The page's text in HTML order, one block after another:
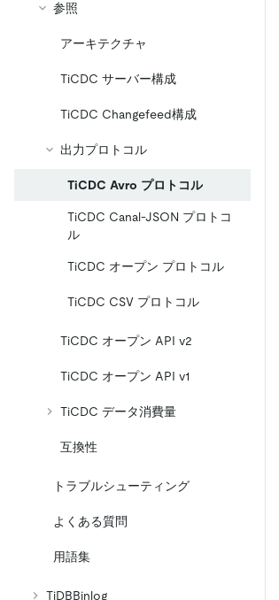
参照
アーキテクチャ
TiCDC サーバー構成
TiCDC Changefeed構成
出力プロトコル
TiCDC Avro プロトコル
TiCDC Canal-JSON プロトコ
ル
TiCDC オープン プロトコル
TiCDC CSV プロトコル
TiCDC オープン API v2
TiCDC オープン API v1
TiCDC データ消費量
互換性
トラブルシューティング
よくある質問
用語集
TiDBBinlog